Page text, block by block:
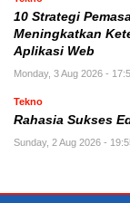
10 Strategi
Meningkatkan
Aplikasi Web
Monday, 3 Aug 2026 -
Tekno
Rahasia Sukses
Sunday, 2 Aug 2026 -